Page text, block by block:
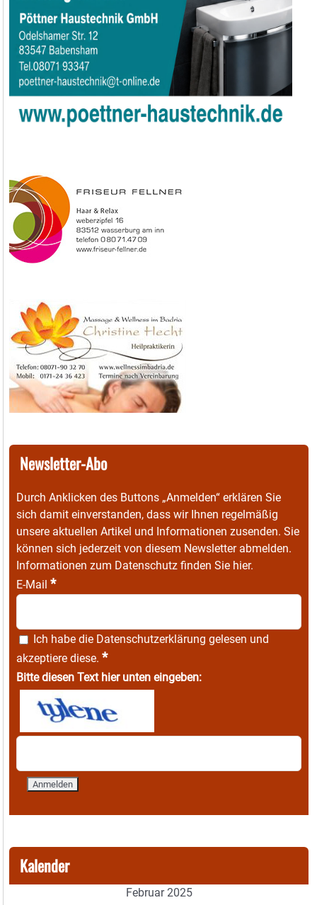
Newsletter-Abo
Durch Anklicken des Buttons „Anmelden“ erklären Sie
sich damit einverstanden, dass wir Ihnen regelmäßig
unsere aktuellen Artikel und Informationen zusenden. Sie
können sich jederzeit von diesem Newsletter abmelden.
Informationen zum Datenschutz finden Sie hier.
E-Mail *
Ich habe die Datenschutzerklärung gelesen und
akzeptiere diese. *
Bitte diesen Text hier unten eingeben:
Kalender
Februar 2025